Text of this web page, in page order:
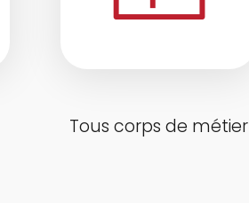
Tous corps de métier